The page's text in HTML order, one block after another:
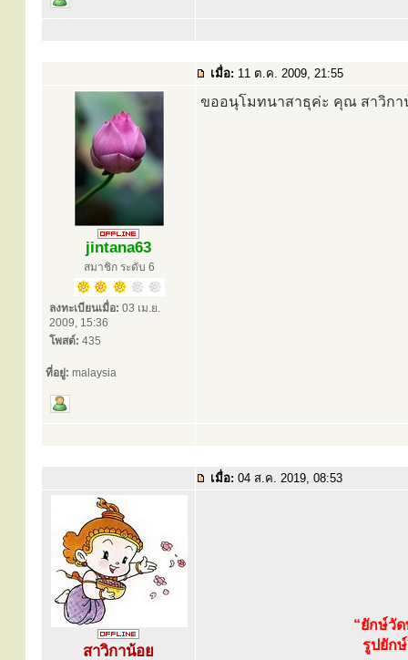
เมื่อ: 11 ต.ค. 2009, 21:55
jintana63
สมาชิก ระดับ 6
ลงทะเบียนเมื่อ: 03 เม.ย.
2009, 15:36
โพสต์: 435
ที่อยู่: malaysia
ขออนุโมทนาสาธุค่ะ คุณ สาวิก
เมื่อ: 04 ส.ค. 2019, 08:53
สาวิกาน้อย
“ยักษ์วั
รูปยัก